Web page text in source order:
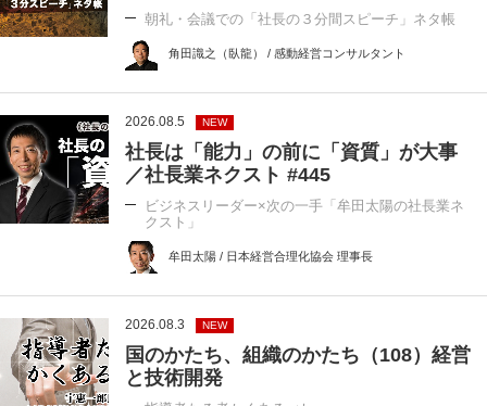
朝礼・会議での「社長の３分間スピーチ」ネタ帳
角田識之（臥龍） / 感動経営コンサルタント
2026.08.5 NEW
社長は「能力」の前に「資質」が大事
／社長業ネクスト #445
ビジネスリーダー×次の一手「牟田太陽の社長業ネ
クスト」
牟田太陽 / 日本経営合理化協会 理事長
2026.08.3 NEW
国のかたち、組織のかたち（108）経営
と技術開発